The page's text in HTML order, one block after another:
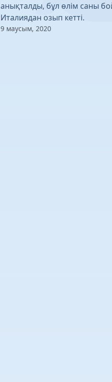
анықталды, бұл өлім саны
Италиядан озып кетті.
9 маусым, 2020